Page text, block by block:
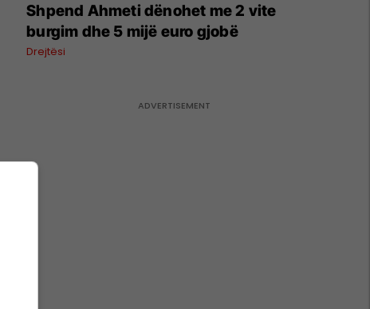
Shpend Ahmeti dënohet me 2 vite
burgim dhe 5 mijë euro gjobë
Drejtësi